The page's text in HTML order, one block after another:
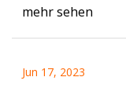
mehr sehen
Jun 17, 2023